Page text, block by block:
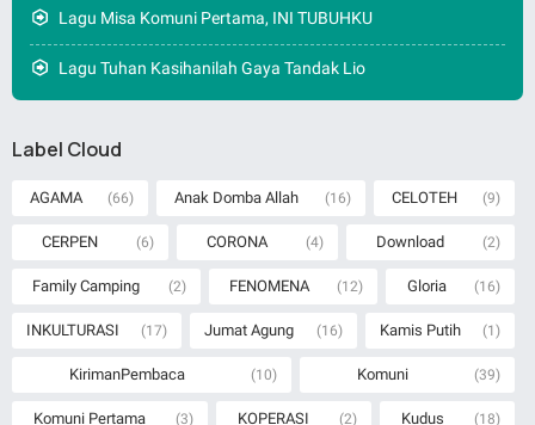
Lagu Misa Komuni Pertama, INI TUBUHKU
Lagu Tuhan Kasihanilah Gaya Tandak Lio
Label Cloud
AGAMA (66) Anak Domba Allah (16) CELOTEH (9)
CERPEN (6) CORONA (4) Download (2)
Family Camping (2) FENOMENA (12) Gloria (16)
INKULTURASI (17) Jumat Agung (16) Kamis Putih (1)
KirimanPembaca (10) Komuni (39)
Komuni Pertama (3) KOPERASI (2) Kudus (18)